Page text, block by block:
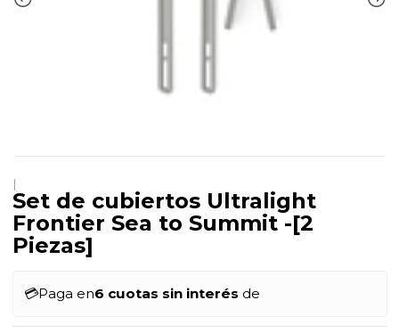
|
Set de cubiertos Ultralight
Frontier Sea to Summit -[2
Piezas]
💳Paga en6 cuotas sin interés de